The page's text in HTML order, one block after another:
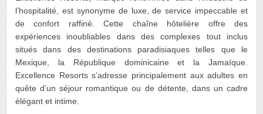
l’hospitalité, est synonyme de luxe, de service impeccable et
de confort raffiné. Cette chaîne hôtelière offre des
expériences inoubliables dans des complexes tout inclus
situés dans des destinations paradisiaques telles que le
Mexique, la République dominicaine et la Jamaïque.
Excellence Resorts s’adresse principalement aux adultes en
quête d’un séjour romantique ou de détente, dans un cadre
élégant et intime.